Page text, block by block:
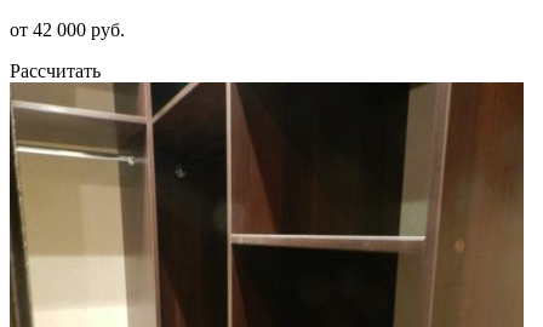
от 42 000 руб.
Рассчитать